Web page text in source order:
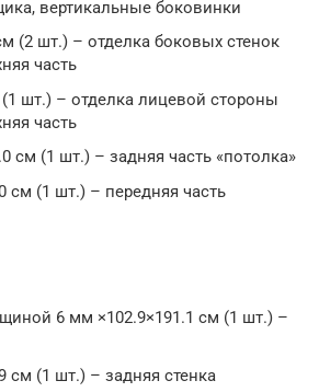
вертикальные боковинки
(2 шт.) – отделка боковых стенок
часть
(1 шт.) – отделка лицевой стороны
часть
см (1 шт.) – задняя часть «потолка»
см (1 шт.) – передняя часть
6 мм ×102.9×191.1 см (1 шт.) –
см (1 шт.) – задняя стенка